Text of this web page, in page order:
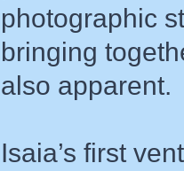
photographic
bringing
also apparent.
Isaia’s first